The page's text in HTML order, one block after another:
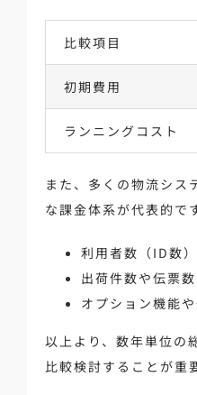
比較項目
初期費用
ランニングコスト
また、多くの物流シス
な課金体系が代表的で
利用者数（ID数
出荷件数や伝票
オプション機能
以上より、数年単位の
比較検討することが重